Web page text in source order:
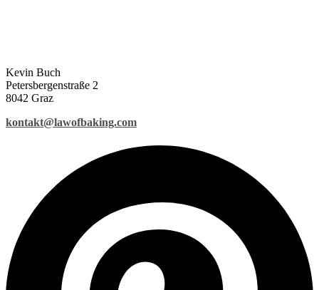
Kevin Buch
Petersbergenstraße 2
8042 Graz
kontakt@lawofbaking.com